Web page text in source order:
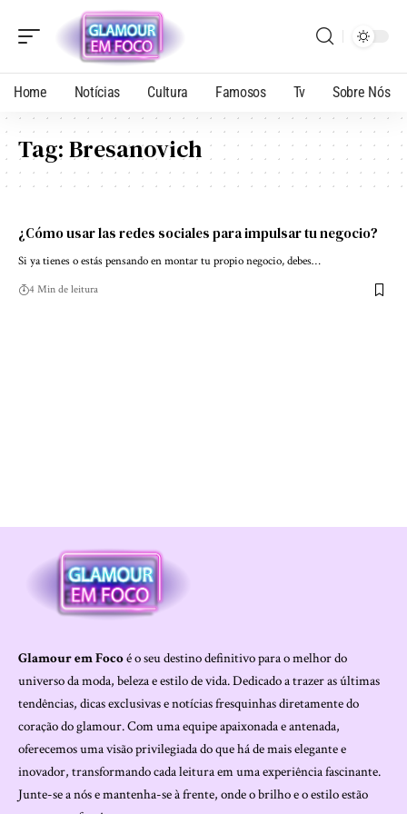
Home Notícias Cultura Famosos Tv Sobre Nós
Tag:Bresanovich
¿Cómo usar las redes sociales para impulsar tu negocio?
Si ya tienes o estás pensando en montar tu propio negocio, debes…
4 Min de leitura
Glamour em Focoé o seu destino definitivo para o melhor do
universo da moda, beleza e estilo de vida. Dedicado a trazer as últimas
tendências, dicas exclusivas e notícias fresquinhas diretamente do
coração do glamour. Com uma equipe apaixonada e antenada,
oferecemos uma visão privilegiada do que há de mais elegante e
inovador, transformando cada leitura em uma experiência fascinante.
Junte-se a nós e mantenha-se à frente, onde o brilho e o estilo estão